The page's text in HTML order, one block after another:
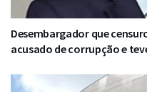
Desembargador que
acusado de corrupção e